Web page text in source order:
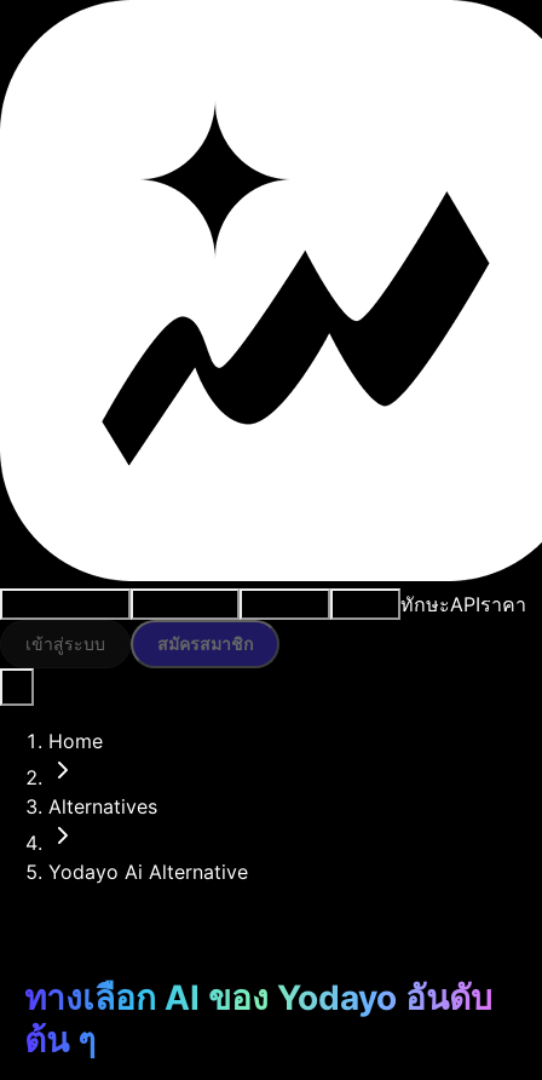
ทักษะAPIราคา
เข้าสู่ระบบ สมัครสมาชิก
Home
Alternatives
Yodayo Ai Alternative
ทางเลือก AI ของ Yodayo อันดับ
ต้น ๆ